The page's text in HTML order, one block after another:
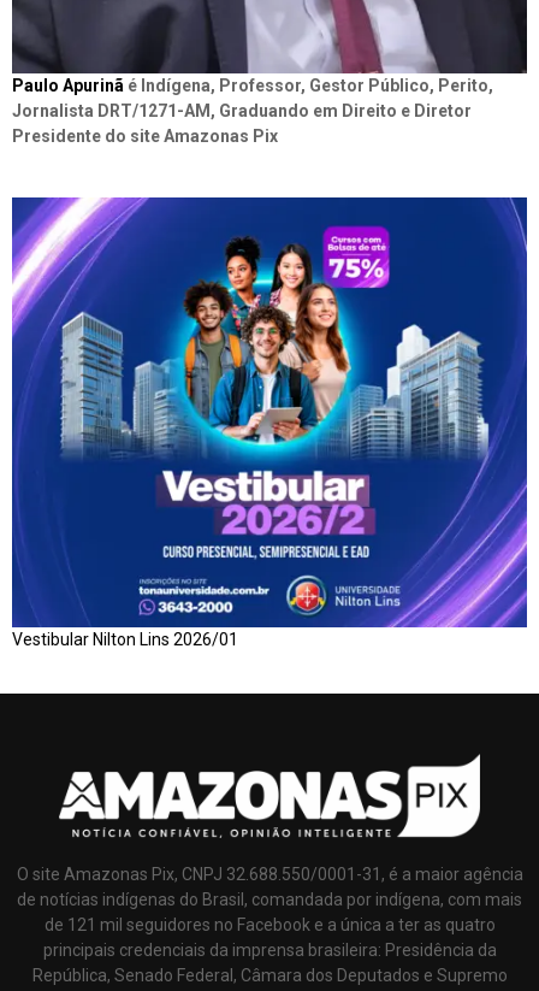
Paulo Apurinã é Indígena, Professor, Gestor Público, Perito,
Jornalista DRT/1271-AM, Graduando em Direito e Diretor
Presidente do site Amazonas Pix
Vestibular Nilton Lins 2026/01
O site Amazonas Pix, CNPJ 32.688.550/0001-31, é a maior agência
de notícias indígenas do Brasil, comandada por indígena, com mais
de 121 mil seguidores no Facebook e a única a ter as quatro
principais credenciais da imprensa brasileira: Presidência da
República, Senado Federal, Câmara dos Deputados e Supremo